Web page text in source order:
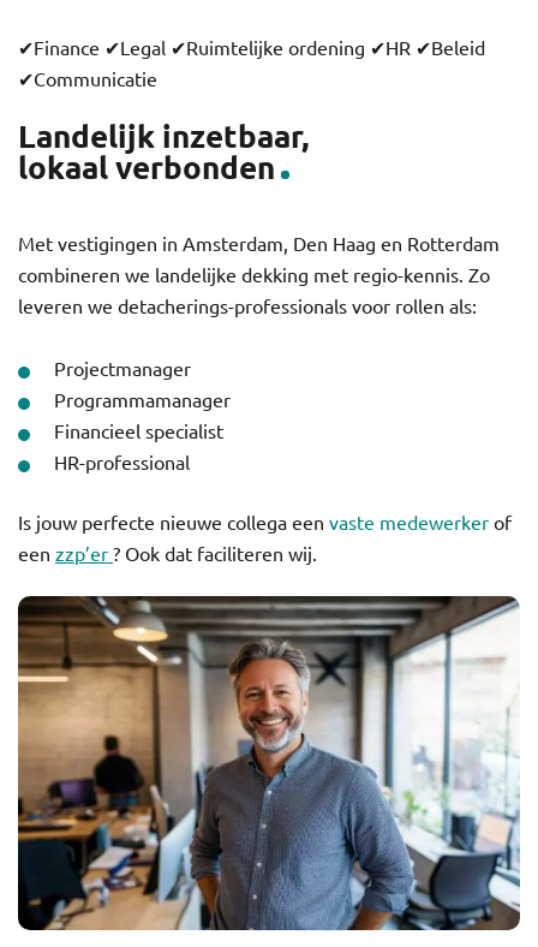
✔Finance ✔Legal ✔Ruimtelijke ordening ✔HR ✔Beleid
✔Communicatie
Landelijk inzetbaar,
lokaal verbonden
Met vestigingen in Amsterdam, Den Haag en Rotterdam
combineren we landelijke dekking met regio-kennis. Zo
leveren we detacherings-professionals voor rollen als:
Projectmanager
Programmamanager
Financieel specialist
HR-professional
Is jouw perfecte nieuwe collega een vaste medewerker of
een zzp’er ? Ook dat faciliteren wij.